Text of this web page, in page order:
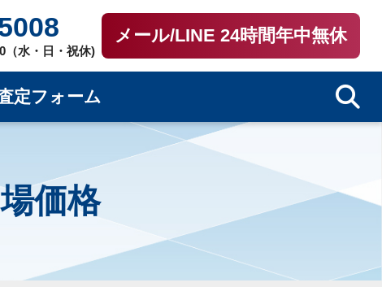
水・日・祝休)
メール/LINE 24時間年中無休
定フォーム
価格